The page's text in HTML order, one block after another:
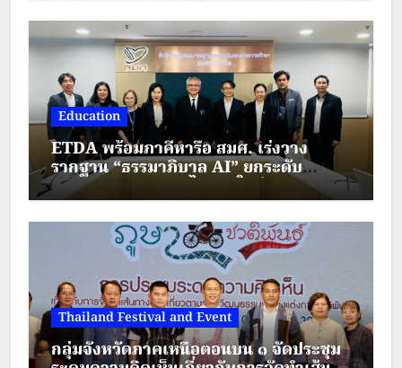
Education
ETDA พร้อมภาคีหารือ สมศ. เร่งวาง
รากฐาน “ธรรมาภิบาล AI” ยกระดับ
มาตรฐานการศึกษาไทยยุคใหม่
Thailand Festival and Event
กลุ่มจังหวัดภาคเหนือตอนบน ๑ จัดประชุม